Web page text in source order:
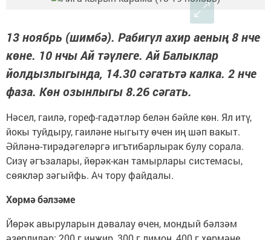
13 ноябрь (шимбә). Рабигүл ахир аеның 8 нче
көне. 10 нчы Ай тәүлеге. Ай Балык­лар
йолдызлыгында, 14.30 сәгатьтә калка. 2 нче
фаза. Көн озынлыгы 8.26 сәгать.
Нәсел, гаилә, гореф-гадәтләр белән бәйле көн. Ял итү,
йокы туйдыру, гаиләне ныгыту өчен иң шәп вакыт.
Әйләнә-тирәдәгеләргә игътибарлырак булу сорала.
Сизү әгъзалары, йөрәк-кан тамырлары системасы,
сөякләр зәгыйфь. Ач тору файдалы.
Хөрмә бәлзәме
Йөрәк авыруларын дәвалау өчен, мондый бәлзәм